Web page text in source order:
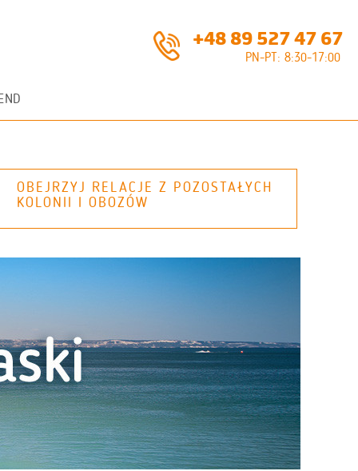
+48 89 527 47 67
PN-PT: 8:30-17:00
OBEJRZYJ RELACJE Z POZOSTAŁYCH
KOLONII I OBOZÓW